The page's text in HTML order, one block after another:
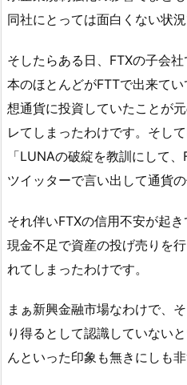
同社にとっては面白くない状況
そしたらある日、FTXの子会
本のほとんどがFTTで出来て
想通貨に投資していたことが
レてしまったわけです。そし
「LUNAの破綻を教訓にして
ツイッターで言い出して通貨の
それ伴いFTXの信用不安が起き
現金不足で資産の投げ売りを
れてしまったわけです。
まぁ新興金融市場なわけで、
り得るとして認識していない
んといった印象も無きにしも非